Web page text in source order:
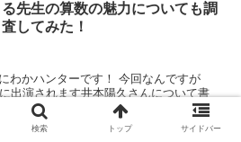
る先生の算数の魅力についても調
査してみた！
わかハンターです！ 今回なんですが
出演されます井本陽久さんについて書
や塾の紹介から井本さんが教える算数
検索 トップ サイドバー